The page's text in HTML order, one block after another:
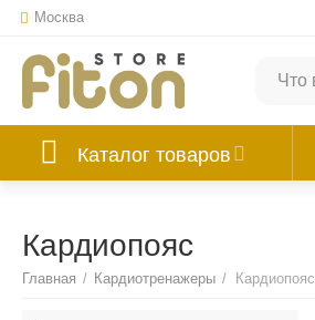
Москва
Каталог товаров
Кардиопояс
Главная / Кардиотренажеры / Кардиопояс